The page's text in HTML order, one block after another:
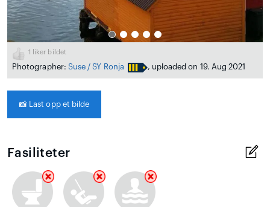
1 liker bildet
Photographer: Suse / SY Ronja , uploaded on 19. Aug 2021
📸 Last opp et bilde
Fasiliteter